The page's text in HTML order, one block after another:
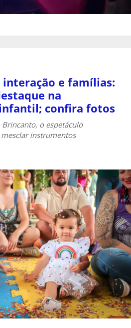
interação e famílias:
na
confira fotos
Brincanto, o espetáculo
instrumentos